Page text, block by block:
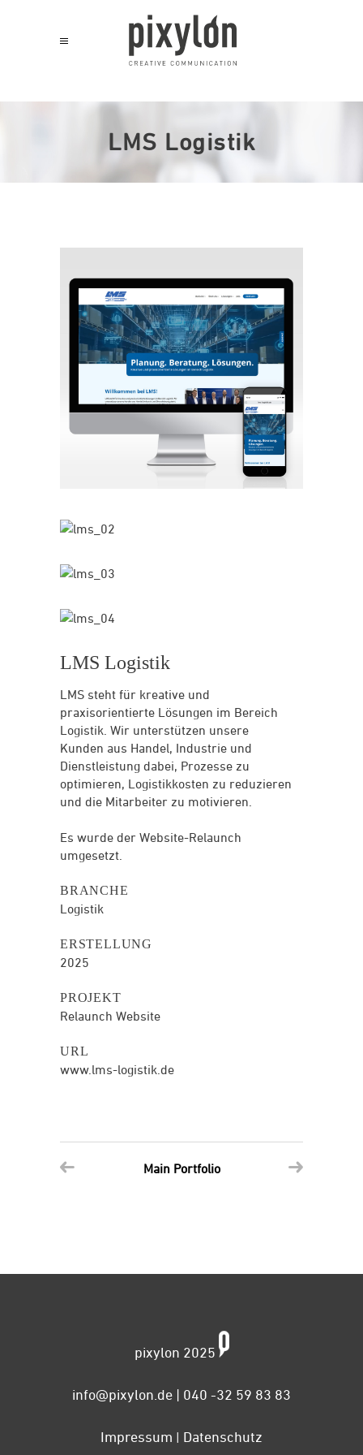
LMS Logistik
LMS Logistik
LMS steht für kreative und
praxisorientierte Lösungen im Bereich
Logistik. Wir unterstützen unsere
Kunden aus Handel, Industrie und
Dienstleistung dabei, Prozesse zu
optimieren, Logistikkosten zu reduzieren
und die Mitarbeiter zu motivieren.
Es wurde der Website-Relaunch
umgesetzt.
BRANCHE
Logistik
ERSTELLUNG
2025
PROJEKT
Relaunch Website
URL
www.lms-logistik.de
Main Portfolio
pixylon 2025
info@pixylon.de | 040 -32 59 83 83
Impressum | Datenschutz